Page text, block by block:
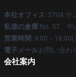
本社オフィス: 5704 サ
私達の倉庫:No. 57、
営業時間: 9:00～18:00(
電子メールお問い合わ
会社案内